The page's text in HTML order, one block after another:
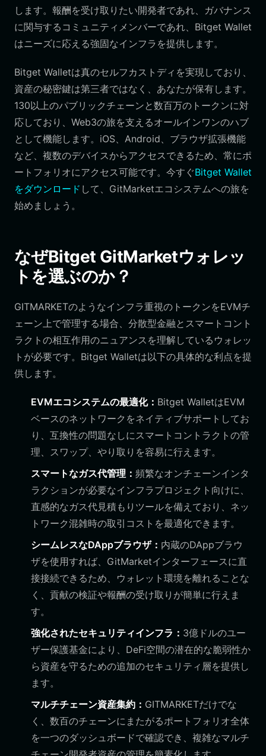
します。報酬を受け取りたい開発者であれ、ガバナンス
に関与するコミュニティメンバーであれ、Bitget Wallet
はニーズに応える強固なインフラを提供します。
Bitget Walletは真のセルフカストディを実現しており、
資産の秘密鍵は第三者ではなく、あなたが保有します。
130以上のパブリックチェーンと数百万のトークンに対
応しており、Web3の旅を支えるオールインワンのハブ
として機能します。iOS、Android、ブラウザ拡張機能
など、複数のデバイスからアクセスできるため、常にポ
ートフォリオにアクセス可能です。今すぐBitget Wallet
をダウンロード して、GitMarketエコシステムへの旅を
始めましょう。
なぜBitget GitMarketウォレッ
トを選ぶのか？
GITMARKETのようなインフラ重視のトークンをEVMチ
ェーン上で管理する場合、分散型金融とスマートコント
ラクトの相互作用のニュアンスを理解しているウォレッ
トが必要です。Bitget Walletは以下の具体的な利点を提
供します。
EVMエコシステムの最適化： Bitget WalletはEVM
ベースのネットワークをネイティブサポートしてお
り、互換性の問題なしにスマートコントラクトの管
理、スワップ、やり取りを容易に行えます。
スマートなガス代管理： 頻繁なオンチェーンインタ
ラクションが必要なインフラプロジェクト向けに、
直感的なガス代見積もりツールを備えており、ネッ
トワーク混雑時の取引コストを最適化できます。
シームレスなDAppブラウザ： 内蔵のDAppブラウ
ザを使用すれば、GitMarketインターフェースに直
接接続できるため、ウォレット環境を離れることな
く、貢献の検証や報酬の受け取りが簡単に行えま
す。
強化されたセキュリティインフラ： 3億ドルのユー
ザー保護基金により、DeFi空間の潜在的な脆弱性か
ら資産を守るための追加のセキュリティ層を提供し
ます。
マルチチェーン資産集約： GITMARKETだけでな
く、数百のチェーンにまたがるポートフォリオ全体
を一つのダッシュボードで確認でき、複雑なマルチ